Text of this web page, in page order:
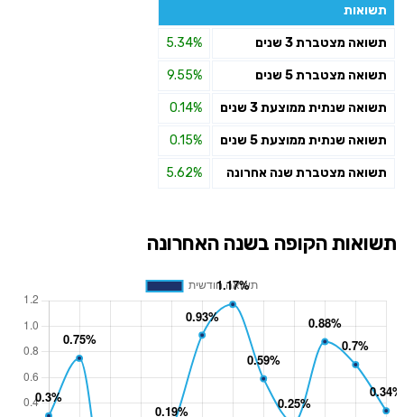
תשואות
תשואה מצטברת 3 שנים 5.34%
תשואה מצטברת 5 שנים 9.55%
תשואה שנתית ממוצעת 3 שנים 0.14%
תשואה שנתית ממוצעת 5 שנים 0.15%
תשואה מצטברת שנה אחרונה 5.62%
תשואות הקופה בשנה האחרונה